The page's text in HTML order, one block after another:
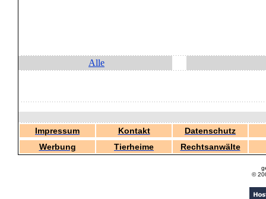
Alle
Impressum Kontakt
Datenschutz
Werbung
Tierheime Rechtsanwälte
©